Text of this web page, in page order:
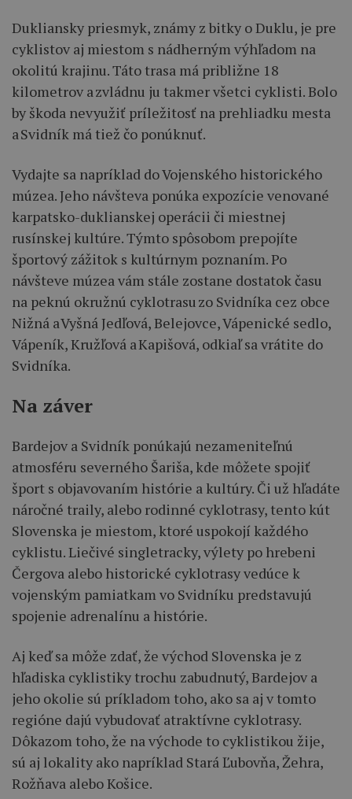
Dukliansky priesmyk, známy z bitky o Duklu, je pre
cyklistov aj miestom s nádherným výhľadom na
okolitú krajinu. Táto trasa má približne 18
kilometrov a zvládnu ju takmer všetci cyklisti. Bolo
by škoda nevyužiť príležitosť na prehliadku mesta
a Svidník má tiež čo ponúknuť.
Vydajte sa napríklad do Vojenského historického
múzea. Jeho návšteva ponúka expozície venované
karpatsko-duklianskej operácii či miestnej
rusínskej kultúre. Týmto spôsobom prepojíte
športový zážitok s kultúrnym poznaním. Po
návšteve múzea vám stále zostane dostatok času
na peknú okružnú cyklotrasu zo Svidníka cez obce
Nižná a Vyšná Jedľová, Belejovce, Vápenické sedlo,
Vápeník, Kružľová a Kapišová, odkiaľ sa vrátite do
Svidníka.
Na záver
Bardejov a Svidník ponúkajú nezameniteľnú
atmosféru severného Šariša, kde môžete spojiť
šport s objavovaním histórie a kultúry. Či už hľadáte
náročné traily, alebo rodinné cyklotrasy, tento kút
Slovenska je miestom, ktoré uspokojí každého
cyklistu. Liečivé singletracky, výlety po hrebeni
Čergova alebo historické cyklotrasy vedúce k
vojenským pamiatkam vo Svidníku predstavujú
spojenie adrenalínu a histórie.
Aj keď sa môže zdať, že východ Slovenska je z
hľadiska cyklistiky trochu zabudnutý, Bardejov a
jeho okolie sú príkladom toho, ako sa aj v tomto
regióne dajú vybudovať atraktívne cyklotrasy.
Dôkazom toho, že na východe to cyklistikou žije,
sú aj lokality ako napríklad Stará Ľubovňa, Žehra,
Rožňava alebo Košice.